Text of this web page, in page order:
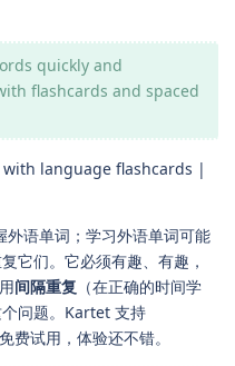
quickly and
flashcards and spaced
外语单词；学习外语单词可能
它们。它必须有趣、有趣，
间隔重复 （在正确的时间学
问题。Kartet 支持
试用，体验还不错。